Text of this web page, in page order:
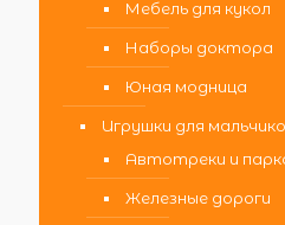
Мебель для кукол
Наборы доктора
Юная модница
Игрушки для
Автотреки и
Железные дороги